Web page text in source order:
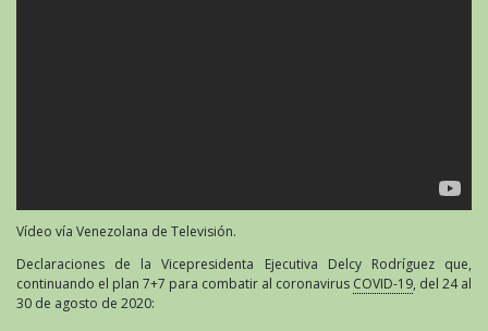
Vídeo vía Venezolana de Televisión.
Declaraciones de la Vicepresidenta Ejecutiva Delcy Rodríguez que,
continuando el plan 7+7 para combatir al coronavirus COVID-19, del 24 al
30 de agosto de 2020: